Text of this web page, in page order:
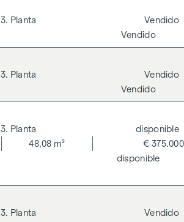
| 3. Planta
Vendido
Vendido
| 3. Planta
Vendido
Vendido
| 3. Planta
48,08 m²
€ 375.000
disponible
disponible
| 3. Planta Vendido